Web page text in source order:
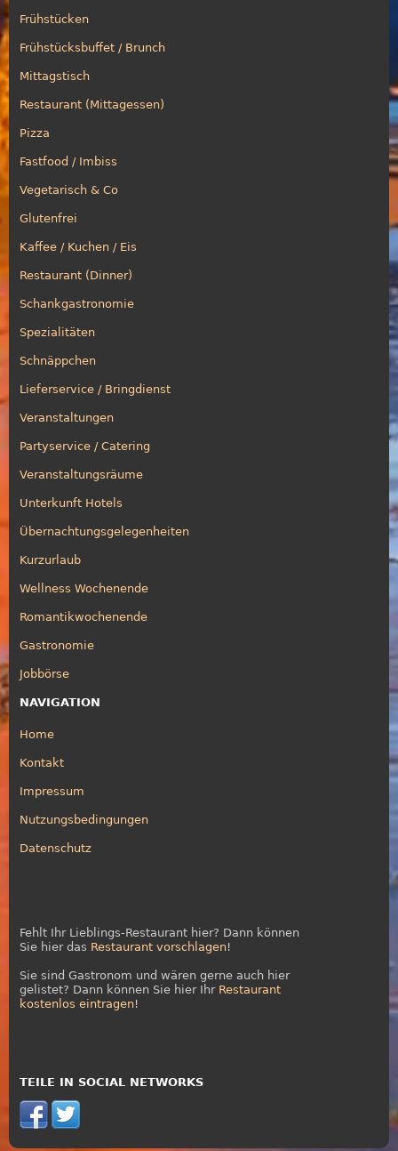
Frühstücken
Frühstücksbuffet / Brunch
Mittagstisch
Restaurant (Mittagessen)
Pizza
Fastfood / Imbiss
Vegetarisch & Co
Glutenfrei
Kaffee / Kuchen / Eis
Restaurant (Dinner)
Schankgastronomie
Spezialitäten
Schnäppchen
Lieferservice / Bringdienst
Veranstaltungen
Partyservice / Catering
Veranstaltungsräume
Unterkunft Hotels
Übernachtungsgelegenheiten
Kurzurlaub
Wellness Wochenende
Romantikwochenende
Gastronomie
Jobbörse
NAVIGATION
Home
Kontakt
Impressum
Nutzungsbedingungen
Datenschutz
Fehlt Ihr Lieblings-Restaurant hier? Dann können
Sie hier das Restaurant vorschlagen!
Sie sind Gastronom und wären gerne auch hier
gelistet? Dann können Sie hier Ihr Restaurant
kostenlos eintragen!
TEILE IN SOCIAL NETWORKS